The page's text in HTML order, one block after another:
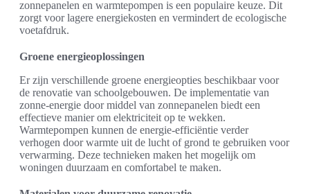
zonnepanelen en warmtepompen is een populaire keuze. Dit
zorgt voor lagere energiekosten en vermindert de ecologische
voetafdruk.
Groene energieoplossingen
Er zijn verschillende groene energieopties beschikbaar voor
de renovatie van schoolgebouwen. De implementatie van
zonne-energie door middel van zonnepanelen biedt een
effectieve manier om elektriciteit op te wekken.
Warmtepompen kunnen de energie-efficiëntie verder
verhogen door warmte uit de lucht of grond te gebruiken voor
verwarming. Deze technieken maken het mogelijk om
woningen duurzaam en comfortabel te maken.